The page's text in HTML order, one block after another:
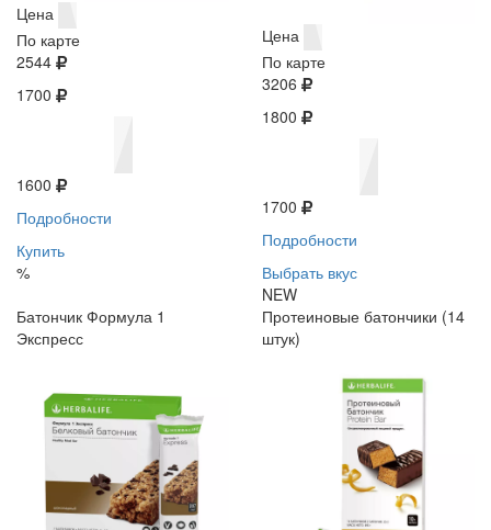
Цена
По карте
2544
1700
1600
Подробности
Купить
%
Цена
По карте
3206
1800
1700
Подробности
Выбрать вкус
NEW
Батончик Формула 1
Экспресс
Протеиновые батончики (14
штук)